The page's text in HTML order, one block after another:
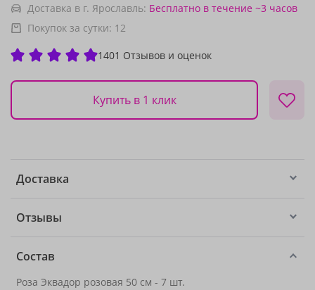
Доставка в г. Ярославль: Бесплатно в течение ~3 часов
Покупок за сутки: 12
1401 Отзывов и оценок
Купить в 1 клик
Доставка
Отзывы
Состав
Роза Эквадор розовая 50 см - 7 шт.